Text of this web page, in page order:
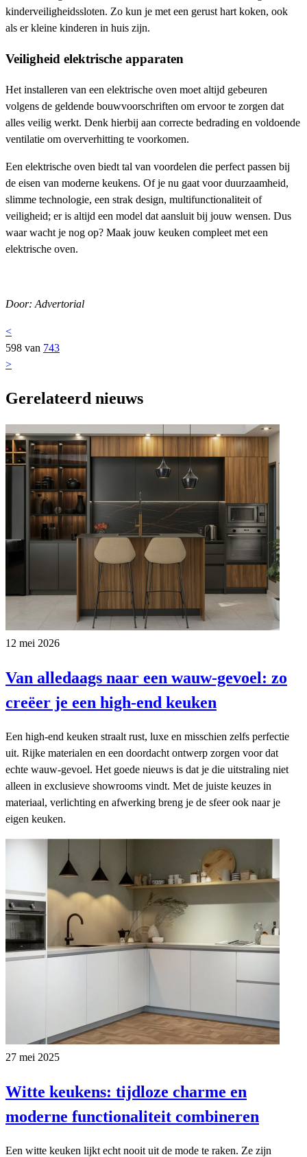
kinderveiligheidssloten. Zo kun je met een gerust hart koken, ook
als er kleine kinderen in huis zijn.
Veiligheid elektrische apparaten
Het installeren van een elektrische oven moet altijd gebeuren
volgens de geldende bouwvoorschriften om ervoor te zorgen dat
alles veilig werkt. Denk hierbij aan correcte bedrading en voldoende
ventilatie om oververhitting te voorkomen.
Een elektrische oven biedt tal van voordelen die perfect passen bij
de eisen van moderne keukens. Of je nu gaat voor duurzaamheid,
slimme technologie, een strak design, multifunctionaliteit of
veiligheid; er is altijd een model dat aansluit bij jouw wensen. Dus
waar wacht je nog op? Maak jouw keuken compleet met een
elektrische oven.
Door: Advertorial
<
598 van 743
>
Gerelateerd nieuws
12 mei 2026
Van alledaags naar een wauw-gevoel: zo
creëer je een high-end keuken
Een high-end keuken straalt rust, luxe en misschien zelfs perfectie
uit. Rijke materialen en een doordacht ontwerp zorgen voor dat
echte wauw-gevoel. Het goede nieuws is dat je die uitstraling niet
alleen in exclusieve showrooms vindt. Met de juiste keuzes in
materiaal, verlichting en afwerking breng je de sfeer ook naar je
eigen keuken.
27 mei 2025
Witte keukens: tijdloze charme en
moderne functionaliteit combineren
Een witte keuken lijkt echt nooit uit de mode te raken. Ze zijn